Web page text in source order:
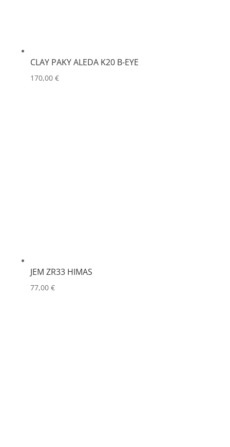
CLAY PAKY ALEDA K20 B-EYE
170,00 €
JEM ZR33 HIMAS
77,00 €